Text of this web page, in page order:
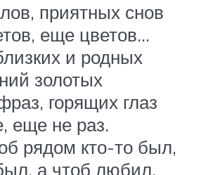
приятных снов
еще цветов…
и родных
золотых
горящих глаз
еще не раз.
рядом кто-то был,
а чтоб любил,